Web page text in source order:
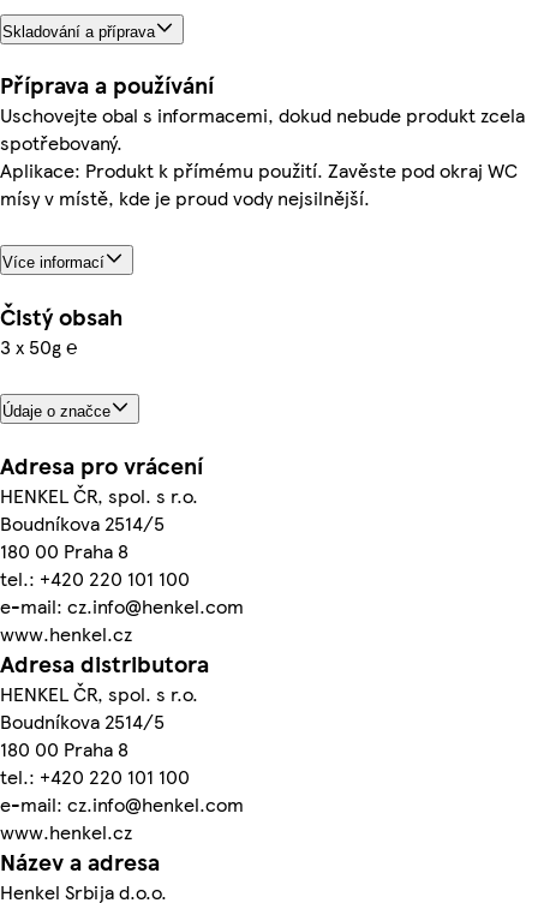
Skladování a příprava
Příprava a používání
Uschovejte obal s informacemi, dokud nebude produkt zcela
spotřebovaný.
Aplikace: Produkt k přímému použití. Zavěste pod okraj WC
mísy v místě, kde je proud vody nejsilnější.
Více informací
Čistý obsah
3 x 50g ℮
Údaje o značce
Adresa pro vrácení
HENKEL ČR, spol. s r.o.
Boudníkova 2514/5
180 00 Praha 8
tel.: +420 220 101 100
e-mail: cz.info@henkel.com
www.henkel.cz
Adresa distributora
HENKEL ČR, spol. s r.o.
Boudníkova 2514/5
180 00 Praha 8
tel.: +420 220 101 100
e-mail: cz.info@henkel.com
www.henkel.cz
Název a adresa
Henkel Srbija d.o.o.